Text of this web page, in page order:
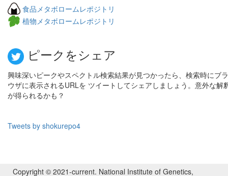
食品メタボロームレポジトリ
植物メタボロームレポジトリ
ピークをシェア
興味深いピークやスペクトル検索結果が見つかったら、検索時にブラ
ウザに表示されるURLを ツイートしてシェアしましょう。意外な解
が得られるかも？
Tweets by shokurepo4
Copyright © 2021-current. National Institute of Genetics,